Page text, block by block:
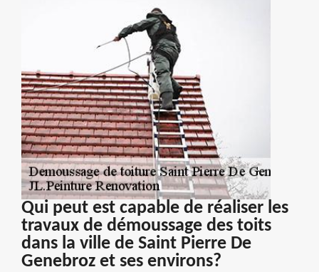
Qui peut est capable de réaliser les
travaux de démoussage des toits
dans la ville de Saint Pierre De
Genebroz et ses environs?